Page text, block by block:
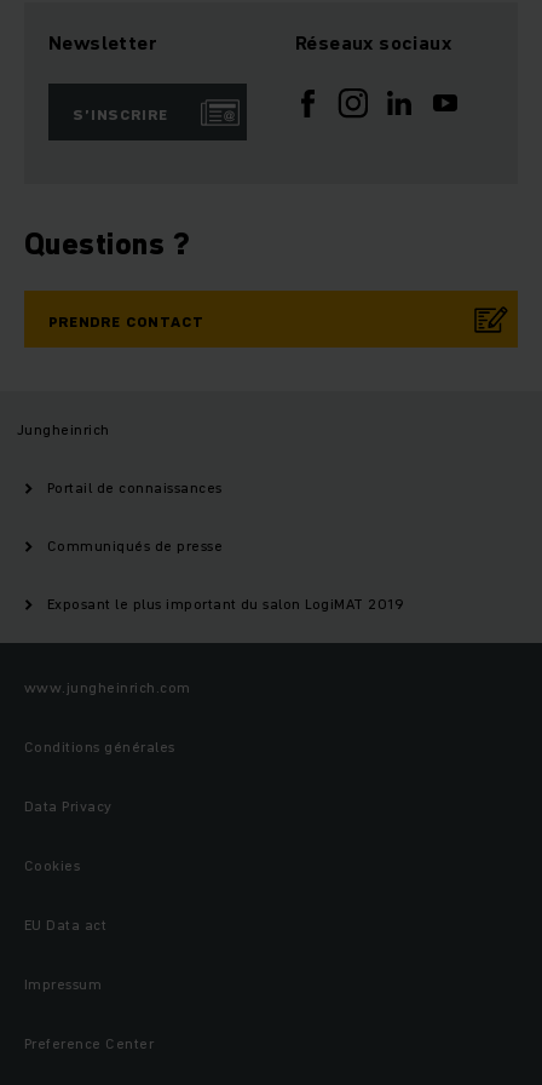
Newsletter
S’INSCRIRE
Réseaux sociaux
Questions ?
PRENDRE CONTACT
Jungheinrich
Portail de connaissances
Communiqués de presse
Exposant le plus important du salon LogiMAT 2019
www.jungheinrich.com
Conditions générales
Data Privacy
Cookies
EU Data act
Impressum
Preference Center